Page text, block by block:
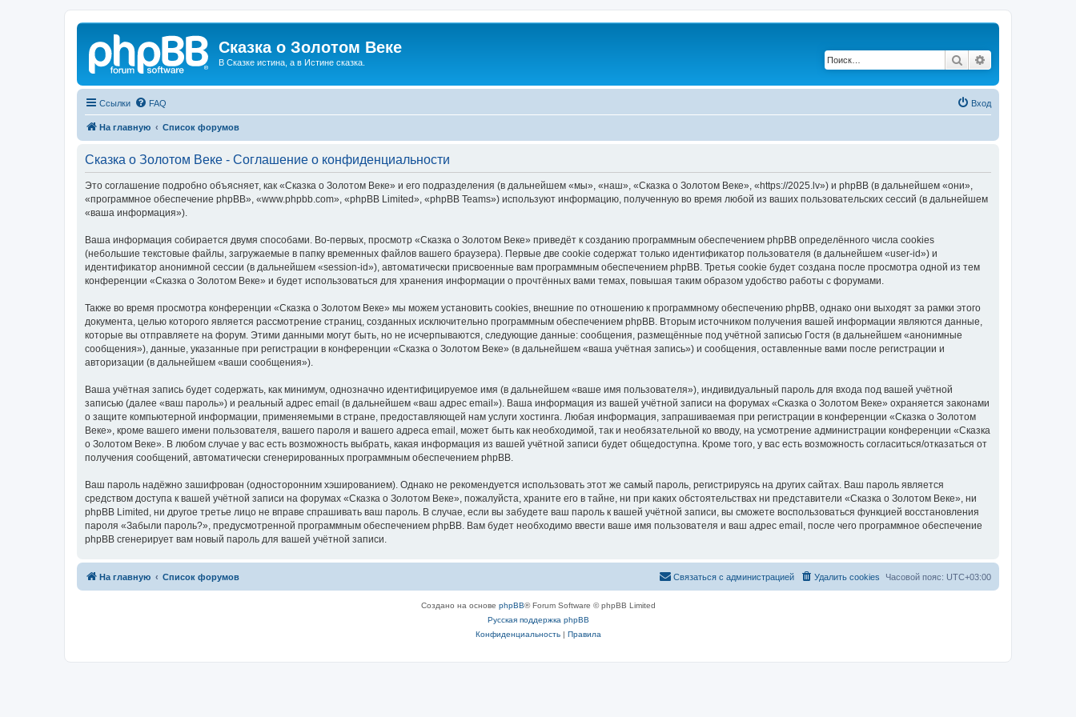
Сказка о Золотом Веке
В Сказке истина, а в Истине сказка. Поиск
Ссылки FAQ Вход
На главную Список форумов
Сказка о Золотом Веке - Соглашение о конфиденциальности
Это соглашение подробно объясняет, как «Сказка о Золотом Веке» и его подразделения (в дальнейшем «мы», «наш», «Сказка о Золотом Веке», «https://2025.lv») и phpBB (в дальнейшем «они»,
«программное обеспечение phpBB», «www.phpbb.com», «phpBB Limited», «phpBB Teams») используют информацию, полученную во время любой из ваших пользовательских сессий (в дальнейшем
«ваша информация»).
Ваша информация собирается двумя способами. Во-первых, просмотр «Сказка о Золотом Веке» приведёт к созданию программным обеспечением phpBB определённого числа cookies
(небольшие текстовые файлы, загружаемые в папку временных файлов вашего браузера). Первые две cookie содержат только идентификатор пользователя (в дальнейшем «user-id») и
идентификатор анонимной сессии (в дальнейшем «session-id»), автоматически присвоенные вам программным обеспечением phpBB. Третья cookie будет создана после просмотра одной из тем
конференции «Сказка о Золотом Веке» и будет использоваться для хранения информации о прочтённых вами темах, повышая таким образом удобство работы с форумами.
Также во время просмотра конференции «Сказка о Золотом Веке» мы можем установить cookies, внешние по отношению к программному обеспечению phpBB, однако они выходят за рамки этого
документа, целью которого является рассмотрение страниц, созданных исключительно программным обеспечением phpBB. Вторым источником получения вашей информации являются данные,
которые вы отправляете на форум. Этими данными могут быть, но не исчерпываются, следующие данные: сообщения, размещённые под учётной записью Гостя (в дальнейшем «анонимные
сообщения»), данные, указанные при регистрации в конференции «Сказка о Золотом Веке» (в дальнейшем «ваша учётная запись») и сообщения, оставленные вами после регистрации и
авторизации (в дальнейшем «ваши сообщения»).
Ваша учётная запись будет содержать, как минимум, однозначно идентифицируемое имя (в дальнейшем «ваше имя пользователя»), индивидуальный пароль для входа под вашей учётной
записью (далее «ваш пароль») и реальный адрес email (в дальнейшем «ваш адрес email»). Ваша информация из вашей учётной записи на форумах «Сказка о Золотом Веке» охраняется законами
о защите компьютерной информации, применяемыми в стране, предоставляющей нам услуги хостинга. Любая информация, запрашиваемая при регистрации в конференции «Сказка о Золотом
Веке», кроме вашего имени пользователя, вашего пароля и вашего адреса email, может быть как необходимой, так и необязательной ко вводу, на усмотрение администрации конференции «Сказка
о Золотом Веке». В любом случае у вас есть возможность выбрать, какая информация из вашей учётной записи будет общедоступна. Кроме того, у вас есть возможность согласиться/отказаться от
получения сообщений, автоматически сгенерированных программным обеспечением phpBB.
Ваш пароль надёжно зашифрован (односторонним хэшированием). Однако не рекомендуется использовать этот же самый пароль, регистрируясь на других сайтах. Ваш пароль является
средством доступа к вашей учётной записи на форумах «Сказка о Золотом Веке», пожалуйста, храните его в тайне, ни при каких обстоятельствах ни представители «Сказка о Золотом Веке», ни
phpBB Limited, ни другое третье лицо не вправе спрашивать ваш пароль. В случае, если вы забудете ваш пароль к вашей учётной записи, вы сможете воспользоваться функцией восстановления
пароля «Забыли пароль?», предусмотренной программным обеспечением phpBB. Вам будет необходимо ввести ваше имя пользователя и ваш адрес email, после чего программное обеспечение
phpBB сгенерирует вам новый пароль для вашей учётной записи.
На главную Список форумов Часовой пояс: UTC+03:00
Удалить cookies
Связаться с администрацией
Создано на основе phpBB® Forum Software © phpBB Limited
Русская поддержка phpBB
Конфиденциальность| Правила